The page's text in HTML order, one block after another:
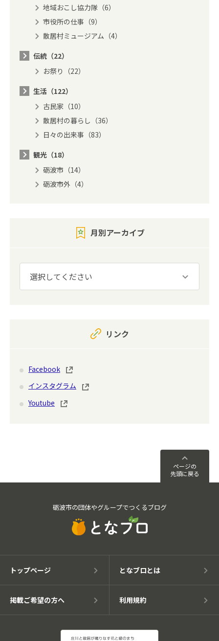
地域おこし協力隊（6）
市役所の仕事（9）
散居村ミュージアム（4）
伝統（22）
お祭り（22）
生活（122）
古民家（10）
散居村の暮らし（36）
日々の出来事（83）
観光（18）
砺波市（14）
砺波市外（4）
月別アーカイブ
リンク
Facebook
インスタグラム
Youtube
ページの
先頭に戻る
砺波市の団体やグループでつくるブログ
トップページ となブロとは
掲載ご希望の方へ 利用規約